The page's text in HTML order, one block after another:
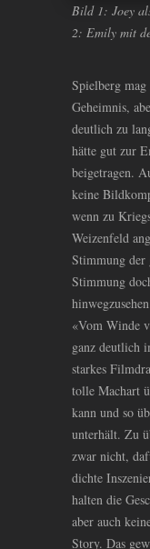
Bild 1: Joey
2: Emily mit
Spielberg mag
Geheimnis,
deutlich zu
hätte gut zur
beigetragen.
keine
wenn zu
Weizenfeld
Stimmung der
Stimmung
«Vom Winde
ganz deutlich
starkes
tolle Machart
kann und so
unterhält. Zu
zwar nicht,
dichte
halten die
aber auch
Story. Das